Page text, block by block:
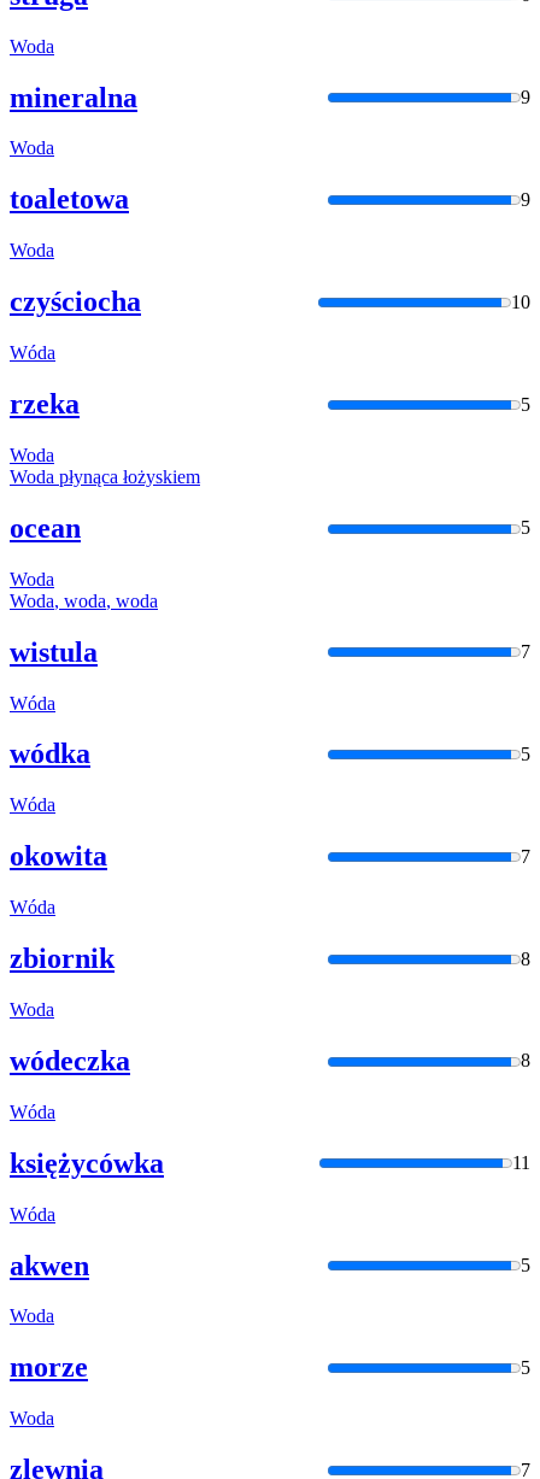
Woda
mineralna 9
Woda
toaletowa 9
Woda
czyściocha 10
Wóda
rzeka 5
Woda
Woda płynąca łożyskiem
ocean 5
Woda
Woda, woda, woda
wistula 7
Wóda
wódka 5
Wóda
okowita 7
Wóda
zbiornik 8
Woda
wódeczka 8
Wóda
księżycówka 11
Wóda
akwen 5
Woda
morze 5
Woda
zlewnia 7